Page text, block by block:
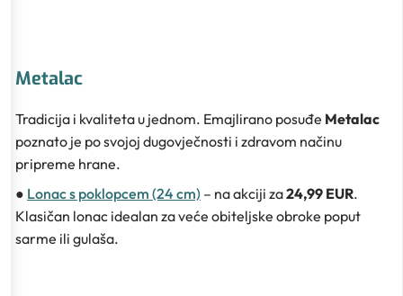
Metalac
Tradicija i kvaliteta u jednom. Emajlirano posuđe Metalac
poznato je po svojoj dugovječnosti i zdravom načinu
pripreme hrane.
● Lonac s poklopcem (24 cm) – na akciji za24,99 EUR.
Klasičan lonac idealan za veće obiteljske obroke poput
sarme ili gulaša.